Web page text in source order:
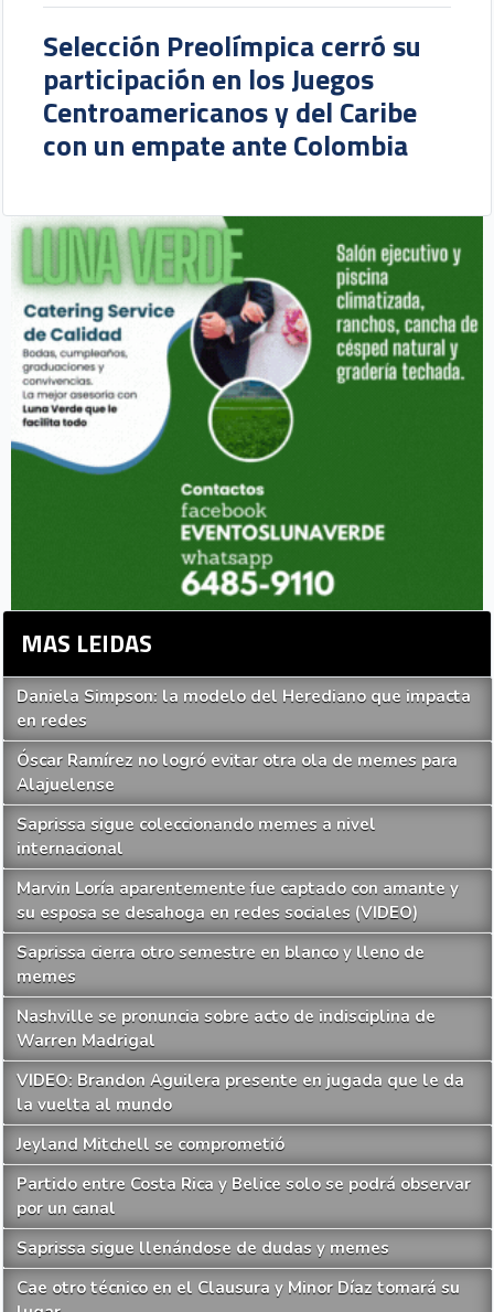
Selección Preolímpica cerró su
participación en los Juegos
Centroamericanos y del Caribe
con un empate ante Colombia
MAS LEIDAS
Daniela Simpson: la modelo del Herediano que impacta
en redes
Óscar Ramírez no logró evitar otra ola de memes para
Alajuelense
Saprissa sigue coleccionando memes a nivel
internacional
Marvin Loría aparentemente fue captado con amante y
su esposa se desahoga en redes sociales (VIDEO)
Saprissa cierra otro semestre en blanco y lleno de
memes
Nashville se pronuncia sobre acto de indisciplina de
Warren Madrigal
VIDEO: Brandon Aguilera presente en jugada que le da
la vuelta al mundo
Jeyland Mitchell se comprometió
Partido entre Costa Rica y Belice solo se podrá observar
por un canal
Saprissa sigue llenándose de dudas y memes
Cae otro técnico en el Clausura y Minor Díaz tomará su